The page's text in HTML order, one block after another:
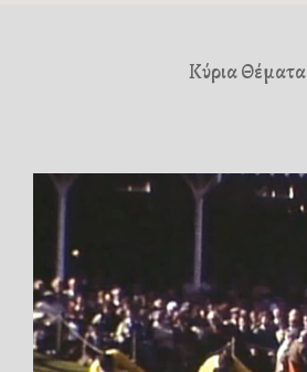
Κύρια Θέματα